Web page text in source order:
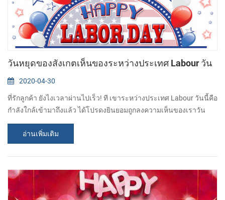
วันหยุดของสังเกตเห็นของระหว่างประเทศ Labour วัน
2020-04-30
ที่รักลูกค้า ยังไงเวลาผ่านไปเร็ว! ที เขาระหว่างประเทศ Labour วันนี้คือ
กำลังใกล้เข้ามาถึงแล้ว ได้โปรดงยินยอมถูกลงความเห็นของเราวัน
หยุดของ ในระหว่างประเทศ Labour วันกำหนดที่ติดตาม: ให้หน่วยที่ 1
ระงับอาจจะต้อง 5 อาจจะ ใน อีจะกลับไปกิจกรรมบนอาจจะอายุครบ 6
ขวบ ระหว่างวันหยุด,ถ้าคุณต้องการที่จะซื้อเอาไว้จับภาพความร้อนที่
เครื่องพิมพ์หรือมีอะไรบางอย่างที่มันด่วนมาเพื่อให้คำตอบ,ได้โปรด
ติดต่อพวกเราผ่านทางอ...
อ่านเพิ่มเติม